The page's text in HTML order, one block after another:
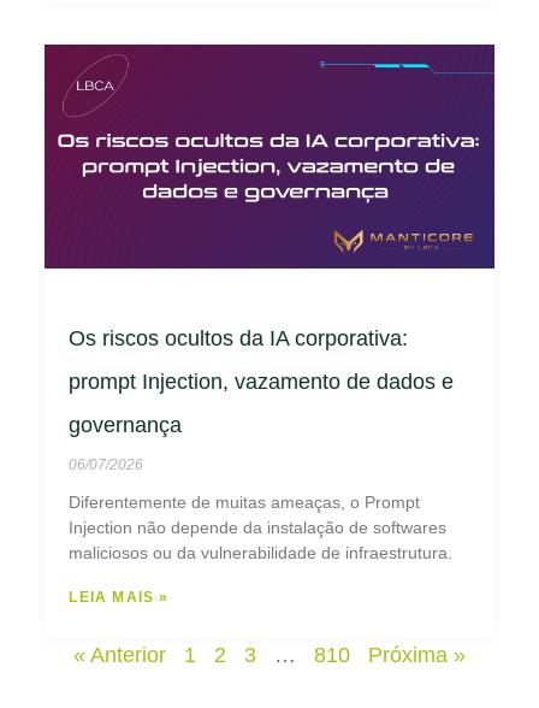
Os riscos ocultos da IA corporativa:
prompt Injection, vazamento de dados e
governança
06/07/2026
Diferentemente de muitas ameaças, o Prompt
Injection não depende da instalação de softwares
maliciosos ou da vulnerabilidade de infraestrutura.
LEIA MAIS »
« Anterior 1 2 3 … 810 Próxima »